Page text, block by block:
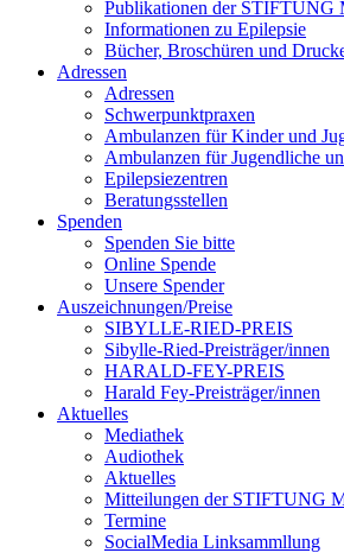
Publikationen der
Informationen zu Epilepsie
Bücher, Broschüren und
Adressen
Adressen
Schwerpunktpraxen
Ambulanzen für Kinder und
Ambulanzen für Jugendliche
Epilepsiezentren
Beratungsstellen
Spenden
Spenden Sie bitte
Online Spende
Unsere Spender
Auszeichnungen/Preise
SIBYLLE-RIED-PREIS
Sibylle-Ried-Preisträger/innen
HARALD-FEY-PREIS
Harald Fey-Preisträger/innen
Aktuelles
Mediathek
Audiothek
Aktuelles
Mitteilungen der STIFTUNG
Termine
SocialMedia Linksammllung